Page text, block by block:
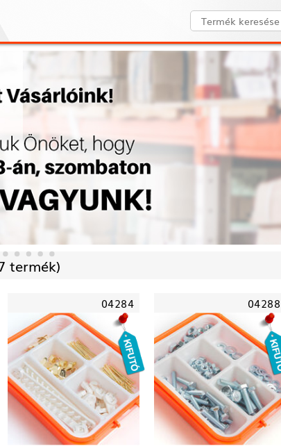
termék)
04284 04288